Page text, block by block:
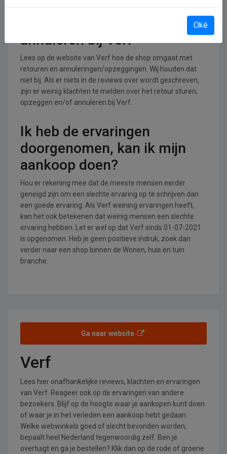
annuleren bij Verf
Lees op de website van Verf hoe de shop omgaat met
retouren en annuleringen/opzeggingen. Wij houden dat
niet bij. Als er niets in de reviews over wordt geschreven,
zijn er weinig klachten te melden over het retour sturen,
opzeggen en/of annuleren bij Verf.
Ik heb de ervaringen
doorgenomen, kan ik mijn
aankoop doen?
Hou er rekening mee dat de meeste mensen eerder
geneigd zijn om een slechte ervaring op te schrijven dan
een goede ervaring. Als Verf weining ervaringen heeft,
kan het ook betekenen dat weinig mensen een slechte
ervaring hebben. Let er wel op dat Verf sinds 01-07-2021
is opgenomen. Heb je geen positieve indruk, zoek dan
verder naar een shop binnen de Wonen, huis en tuin
branche.
Ga naar website
Verf
Lees hier onafhankelijke reviews, klachten en ervaringen
van Verf. Reageer ook op de ervaringen van andere
bezoekers. Blijf op de hoogte waar je aankopen kunt doen
of waar je in het verleden een aankoop hebt gedaan.
Welke webwinkels goed of slecht bevonden worden,
bepaalt heel Nederland tegenwoordig zelf. Ben je
overtuigt en ga je bestellen? Klik dan op de rode of groene
Oké